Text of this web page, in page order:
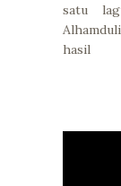
satu
hasil